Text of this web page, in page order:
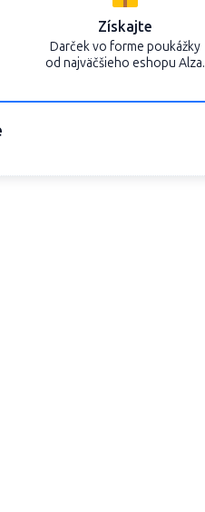
Získajte
Darček vo forme poukážky
od najväčšieho eshopu Alza.